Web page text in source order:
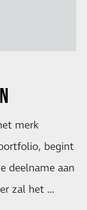
merk
begint
deelname aan
zal het …